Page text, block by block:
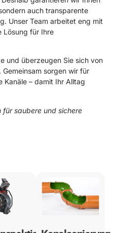
auch transparente
Unser Team arbeitet eng mit
Lösung für Ihre
und überzeugen Sie sich von
sorgen wir für
Kanäle – damit Ihr Alltag
für saubere und sichere